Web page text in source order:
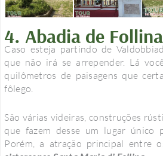
4. Abadia de Follina
Caso esteja partindo de
que não irá se arrepender. Lá
quilômetros de paisagens que
fôlego.
São várias videiras, construções
que fazem desse um lugar único
Porém, a atração principal entre